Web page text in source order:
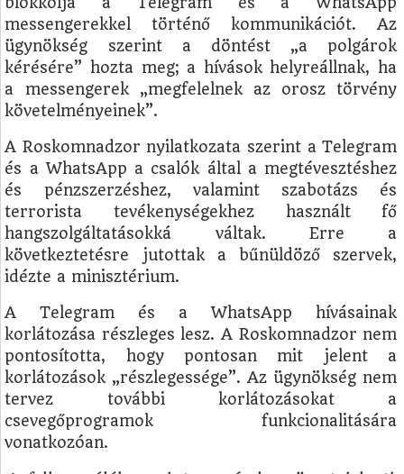
messengerekkel történő kommunikációt. Az
ügynökség szerint a döntést „a polgárok
kérésére” hozta meg; a hívások helyreállnak, ha
a messengerek „megfelelnek az orosz törvény
követelményeinek”.
A Roskomnadzor nyilatkozata szerint a Telegram
és a WhatsApp a csalók által a megtévesztéshez
és pénzszerzéshez, valamint szabotázs és
terrorista tevékenységekhez használt fő
hangszolgáltatásokká váltak. Erre a
következtetésre jutottak a bűnüldöző szervek,
idézte a minisztérium.
A Telegram és a WhatsApp hívásainak
korlátozása részleges lesz. A Roskomnadzor nem
pontosította, hogy pontosan mit jelent a
korlátozások „részlegessége”. Az ügynökség nem
tervez további korlátozásokat a
csevegőprogramok funkcionalitására
vonatkozóan.